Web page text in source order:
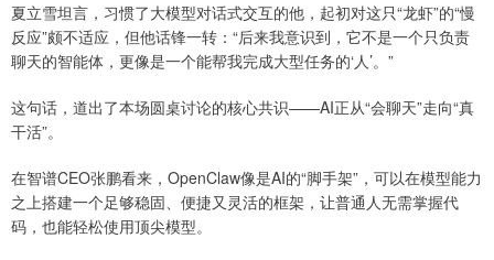
夏立雪坦言，习惯了大模型对话式交互的他，起初对这只“龙虾”的“慢
反应”颇不适应，但他话锋一转：“后来我意识到，它不是一个只负责
聊天的智能体，更像是一个能帮我完成大型任务的‘人’。”
这句话，道出了本场圆桌讨论的核心共识——AI正从“会聊天”走向“真
干活”。
在智谱CEO张鹏看来，OpenClaw像是AI的“脚手架”，可以在模型能力
之上搭建一个足够稳固、便捷又灵活的框架，让普通人无需掌握代
码，也能轻松使用顶尖模型。